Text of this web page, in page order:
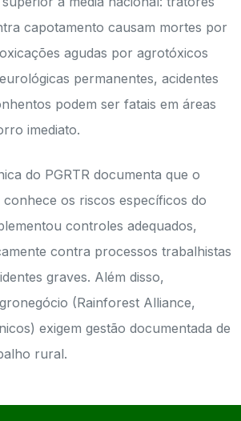
capotamento causam mortes por
agudas por agrotóxicos
permanentes, acidentes
podem ser fatais em áreas
imediato.
do PGRTR documenta que o
os riscos específicos do
controles adequados,
contra processos trabalhistas
graves. Além disso,
(Rainforest Alliance,
exigem gestão documentada de
rural.